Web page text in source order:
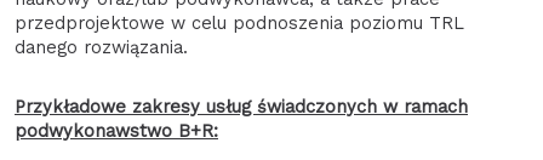
przedprojektowe w celu podnoszenia poziomu TRL
danego rozwiązania.
Przykładowe zakresy usług świadczonych w ramach
podwykonawstwo B+R: